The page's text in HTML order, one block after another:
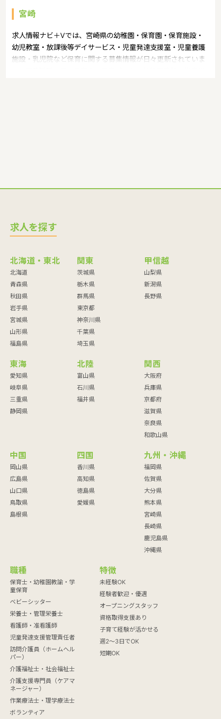
宮崎
求人情報ナビ＋Vでは、宮崎県の幼稚園・保育園・保育施設・
幼児教室・放課後等デイサービス・児童発達支援室・児童養護
施設・乳児院など保育に関する募集情報が日々更新されていま
求人を探す
北海道・東北
北海道
青森県
秋田県
岩手県
宮城県
山形県
福島県
関東
茨城県
栃木県
群馬県
東京都
神奈川県
千葉県
埼玉県
甲信越
山梨県
新潟県
長野県
東海
愛知県
岐阜県
三重県
静岡県
北陸
富山県
石川県
福井県
関西
大阪府
兵庫県
京都府
滋賀県
奈良県
和歌山県
中国
岡山県
広島県
山口県
鳥取県
島根県
四国
香川県
高知県
徳島県
愛媛県
九州・沖縄
福岡県
佐賀県
大分県
熊本県
宮崎県
長崎県
鹿児島県
沖縄県
職種
保育士・幼稚園教諭・学
童保育
ベビーシッター
栄養士・管理栄養士
看護師・准看護師
児童発達支援管理責任者
訪問介護員（ホームヘル
パー）
介護福祉士・社会福祉士
介護支援専門員（ケアマ
ネージャー）
作業療法士・理学療法士
ボランティア
特徴
未経験OK
経験者歓迎・優遇
オープニングスタッフ
資格取得支援あり
子育て経験が活かせる
週2～3日でOK
短期OK